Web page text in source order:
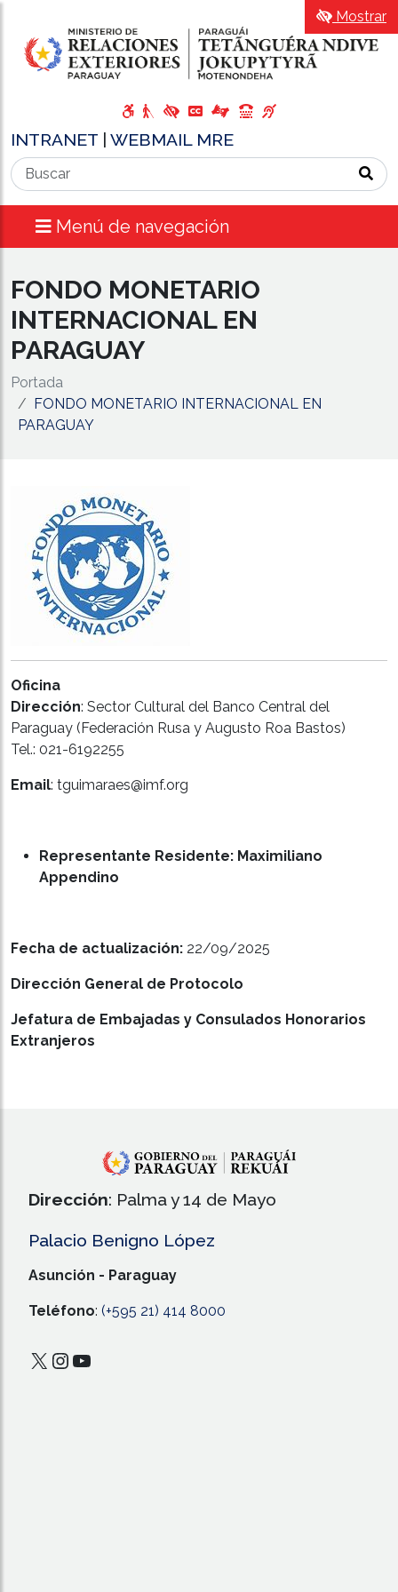
INTRANET WEBMAIL MRE
Menú de navegación
Mostrar
FONDO MONETARIO
INTERNACIONAL EN
PARAGUAY
Portada
FONDO MONETARIO INTERNACIONAL EN
PARAGUAY
Oficina
Dirección: Sector Cultural del Banco Central del
Paraguay (Federación Rusa y Augusto Roa Bastos)
Tel.: 021-6192255
Email: tguimaraes@imf.org
Representante Residente: Maximiliano
Appendino
Fecha de actualización: 22/09/2025
Dirección General de Protocolo
Jefatura de Embajadas y Consulados Honorarios
Extranjeros
Dirección: Palma y 14 de Mayo
Palacio Benigno López
Asunción - Paraguay
Teléfono: (+595 21) 414 8000
X Instagram
YouTube